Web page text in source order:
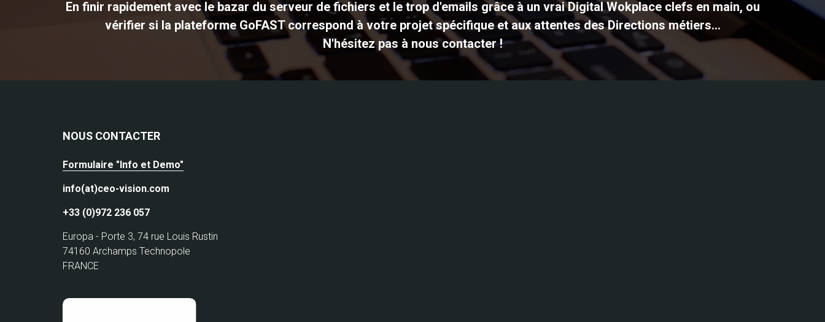
En finir rapidement avec le bazar du serveur de fichiers et le trop d'emails grâce à un vrai Digital Wokplace clefs en main, ou
vérifier si la plateforme GoFAST correspond à votre projet spécifique et aux attentes des Directions métiers...
N'hésitez pas à nous contacter !
NOUS CONTACTER
Formulaire "Info et Demo"
info(at)ceo-vision.com
+33 (0)972 236 057
Europa - Porte 3, 74 rue Louis Rustin
74160 Archamps Technopole
FRANCE